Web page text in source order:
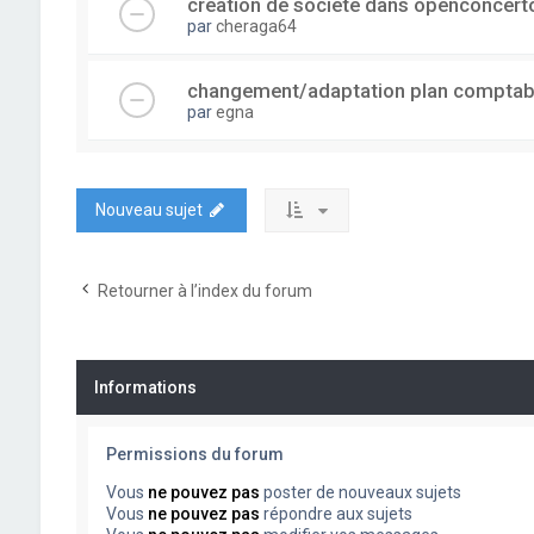
parcheraga64
changement/adaptation plan
paregna
Nouveau sujet
Retourner à l’index du forum
Informations
Permissions du forum
Vous ne pouvez pas poster de nouveaux sujets
Vous ne pouvez pas répondre aux sujets